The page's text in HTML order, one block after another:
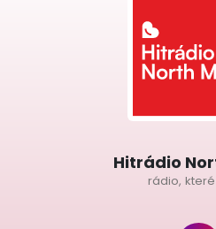
Hitrádio
rádio,